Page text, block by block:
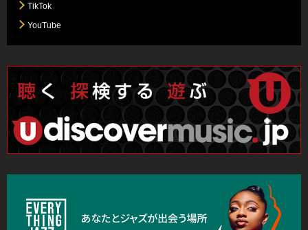
TikTok
YouTube